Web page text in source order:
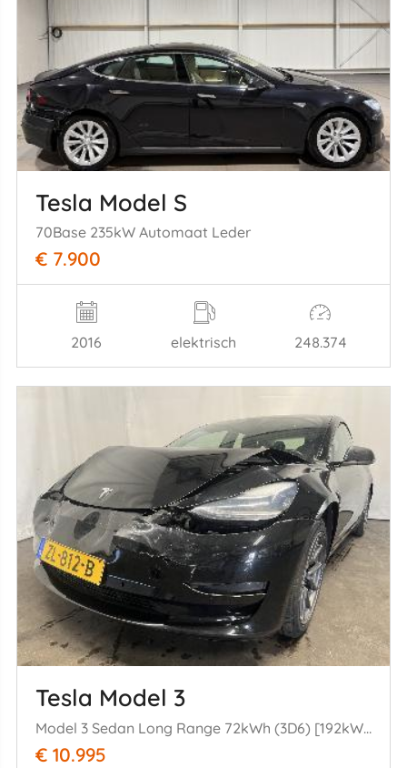
Tesla Model S
70Base 235kW Automaat Leder
€ 7.900
2016 elektrisch 248.374
Tesla Model 3
Model 3 Sedan Long Range 72kWh (3D6) [192kW] (01-2017/...)
€ 10.995